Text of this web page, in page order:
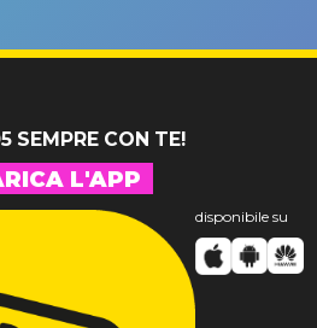
SEMPRE CON TE!
L'APP
disponibile su